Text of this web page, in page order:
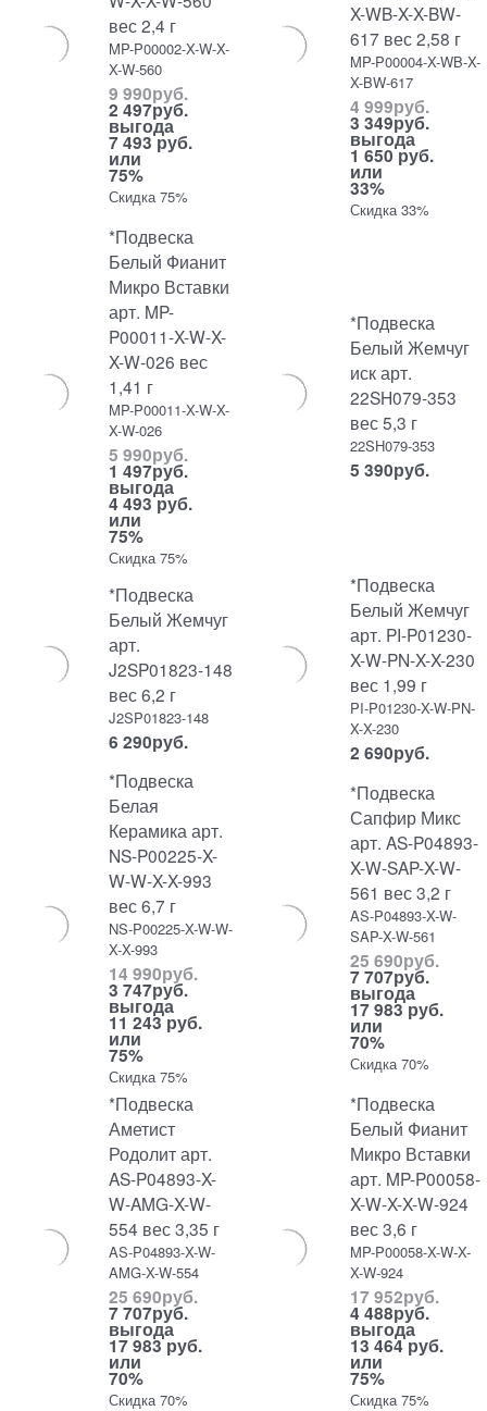
вес 2,4 г
MP-P00002-X-W-X-
X-W-560
9 990руб.
2 497руб.
выгода
7 493 руб.
или
75%
Скидка 75%
X-WB-X-X-BW-
617 вес 2,58 г
MP-P00004-X-WB-X-
X-BW-617
4 999руб.
3 349руб.
выгода
1 650 руб.
или
33%
Скидка 33%
*Подвеска
Белый Фианит
Микро Вставки
арт. MP-
P00011-X-W-X-
X-W-026 вес
1,41 г
MP-P00011-X-W-X-
X-W-026
5 990руб.
1 497руб.
выгода
4 493 руб.
или
75%
Скидка 75%
*Подвеска
Белый Жемчуг
иск арт.
22SH079-353
вес 5,3 г
22SH079-353
5 390руб.
*Подвеска
Белый Жемчуг
арт.
J2SP01823-148
вес 6,2 г
J2SP01823-148
6 290руб.
*Подвеска
Белый Жемчуг
арт. PI-P01230-
X-W-PN-X-X-230
вес 1,99 г
PI-P01230-X-W-PN-
X-X-230
2 690руб.
*Подвеска
Белая
Керамика арт.
NS-P00225-X-
W-W-X-X-993
вес 6,7 г
NS-P00225-X-W-W-
X-X-993
14 990руб.
3 747руб.
выгода
11 243 руб.
или
75%
Скидка 75%
*Подвеска
Сапфир Микс
арт. AS-P04893-
X-W-SAP-X-W-
561 вес 3,2 г
AS-P04893-X-W-
SAP-X-W-561
25 690руб.
7 707руб.
выгода
17 983 руб.
или
70%
Скидка 70%
*Подвеска
Аметист
Родолит арт.
AS-P04893-X-
W-AMG-X-W-
554 вес 3,35 г
AS-P04893-X-W-
AMG-X-W-554
25 690руб.
7 707руб.
выгода
17 983 руб.
или
70%
Скидка 70%
*Подвеска
Белый Фианит
Микро Вставки
арт. MP-P00058-
X-W-X-X-W-924
вес 3,6 г
MP-P00058-X-W-X-
X-W-924
17 952руб.
4 488руб.
выгода
13 464 руб.
или
75%
Скидка 75%